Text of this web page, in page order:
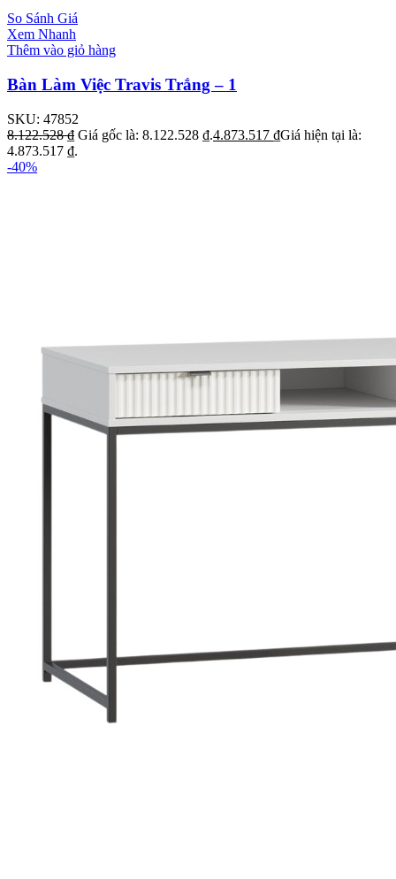
So Sánh Giá
Xem Nhanh
Thêm vào giỏ hàng
Bàn Làm Việc Travis Trắng – 1
SKU: 47852
8.122.528₫ Giá gốc là: 8.122.528 ₫.4.873.517 ₫Giá hiện tại là:
4.873.517 ₫.
-40%